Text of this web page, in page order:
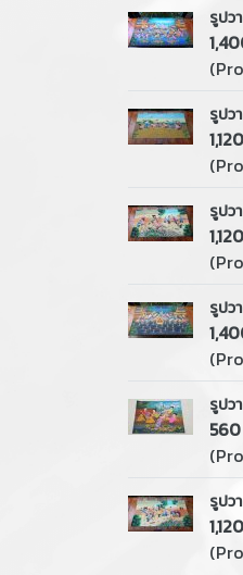
รูปว
รูปว
รูปว
รูปว
รูปว
รูปว